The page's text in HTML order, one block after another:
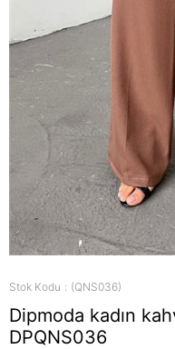
Stok Kodu (QNS036)
Dipmoda kadın
DPQNS036